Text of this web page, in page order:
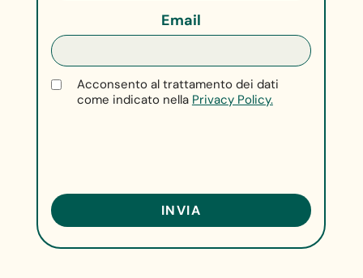
Email
Acconsento al trattamento dei dati
come indicato nella Privacy Policy.